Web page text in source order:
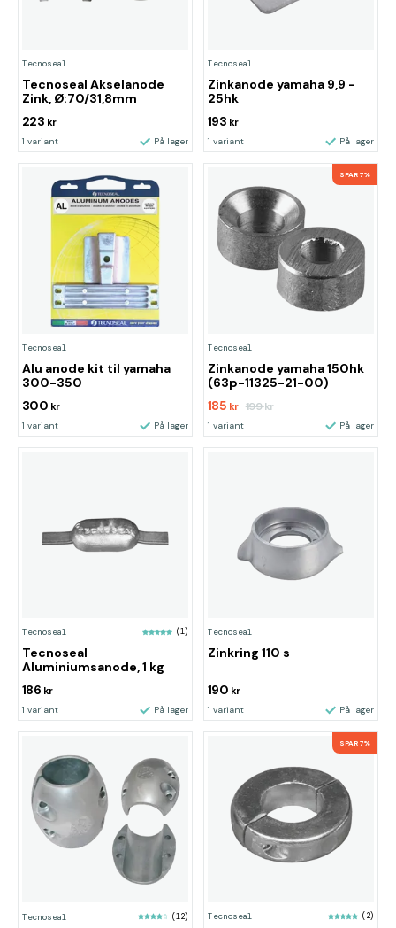
Tecnoseal
Tecnoseal Akselanode
Zink, Ø:70/31,8mm
223 kr
1 variant På lager
Tecnoseal
Zinkanode yamaha 9,9 -
25hk
193 kr
1 variant På lager
Tecnoseal
Alu anode kit til yamaha
300-350
300 kr
1 variant På lager
SPAR 7%
Tecnoseal
Zinkanode yamaha 150hk
(63p-11325-21-00)
185 kr 199kr
1 variant På lager
Tecnoseal (1)
Tecnoseal
Aluminiumsanode, 1 kg
186 kr
1 variant På lager
Tecnoseal
Zinkring 110 s
190 kr
1 variant På lager
Tecnoseal (12)
SPAR 7%
Tecnoseal (2)